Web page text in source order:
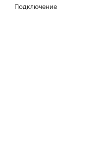
Подключение